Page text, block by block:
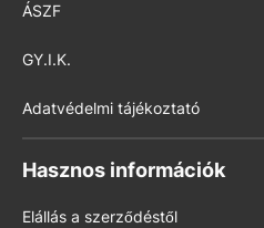
ÁSZF
GY.I.K.
Adatvédelmi tájékoztató
Hasznos információk
Elállás a szerződéstől